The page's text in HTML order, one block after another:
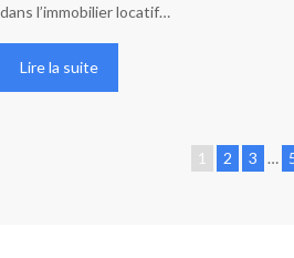
dans l’immobilier locatif…
Lire la suite
1 2 3 …